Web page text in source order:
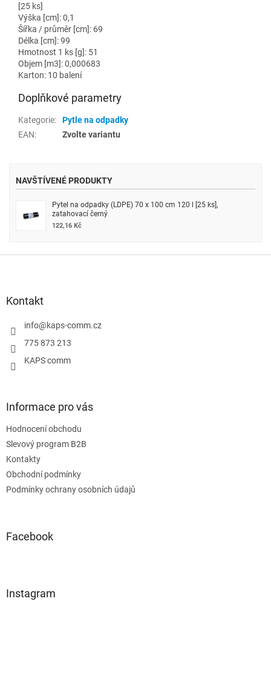
[25 ks]
Výška [cm]: 0,1
Šířka / průměr [cm]: 69
Délka [cm]: 99
Hmotnost 1 ks [g]: 51
Objem [m3]: 0,000683
Karton: 10 balení
Doplňkové parametry
Kategorie:
Pytle na odpadky
EAN: Zvolte variantu
NAVŠTÍVENÉ PRODUKTY
Pytel na odpadky (LDPE) 70 x 100 cm 120 l [25 ks],
zatahovací černý
122,16 Kč
Kontakt
info@kaps-comm.cz
775 873 213
KAPS comm
Informace pro vás
Hodnocení obchodu
Slevový program B2B
Kontakty
Obchodní podmínky
Podmínky ochrany osobních údajů
Facebook
Instagram